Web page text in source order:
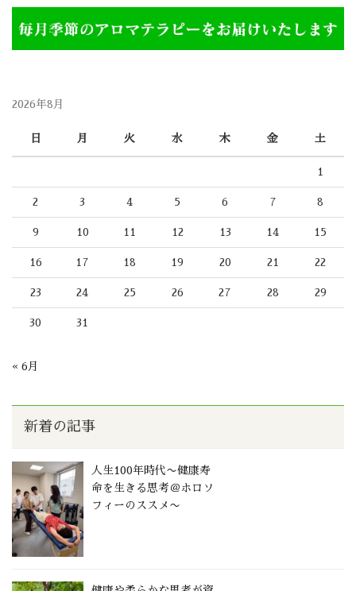
2026年8月
日 月 火 水 木 金 土
1
2 3 4 5 6 7 8
9 10 11 12 13 14 15
16 17 18 19 20 21 22
23 24 25 26 27 28 29
30 31
« 6月
新着の記事
人生100年時代〜健康寿
命を生きる思考＠ホロソ
フィーのススメ〜